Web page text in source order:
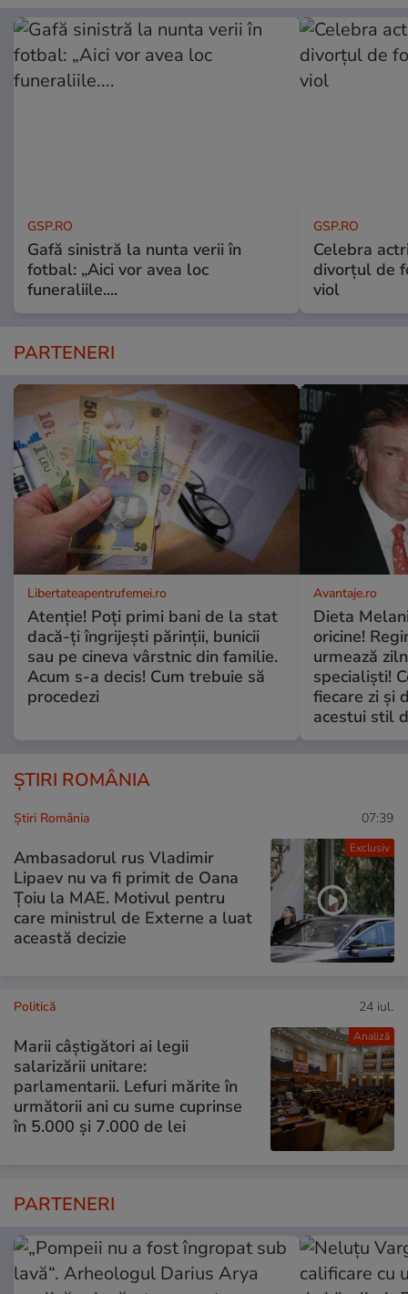
GSP.RO
Gafă sinistră la nunta verii în
fotbal: „Aici vor avea loc
funeraliile....
GSP.RO
Celebra
divorțul de
viol
PARTENERI
Libertateapentrufemei.ro
Atenție! Poți primi bani de la stat
dacă-ți îngrijești părinții, bunicii
sau pe cineva vârstnic din familie.
Acum s-a decis! Cum trebuie să
procedezi
Avantaje.ro
Dieta
oricine!
urmează
specialiști!
fiecare zi și
acestui stil
ȘTIRI ROMÂNIA
Exclusiv
Știri România 07:39
Ambasadorul rus Vladimir
Lipaev nu va fi primit de Oana
Țoiu la MAE. Motivul pentru
care ministrul de Externe a luat
această decizie
Analiză
Politică 24 iul.
Marii câștigători ai legii
salarizării unitare:
parlamentarii. Lefuri mărite în
următorii ani cu sume cuprinse
în 5.000 și 7.000 de lei
PARTENERI